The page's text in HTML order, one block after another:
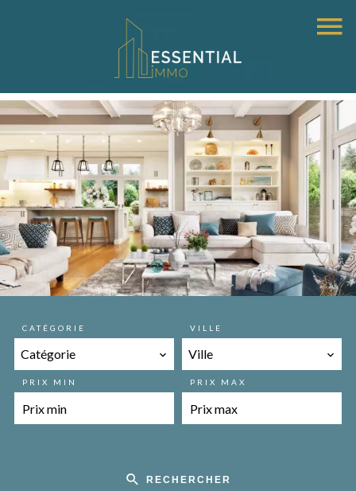
CATÉGORIE
Catégorie
VILLE
Ville
PRIX MIN PRIX MAX
RECHERCHER